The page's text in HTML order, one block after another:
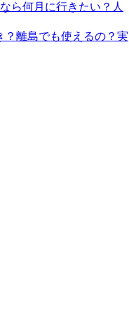
ら何月に行きたい？人
離島でも使えるの？実